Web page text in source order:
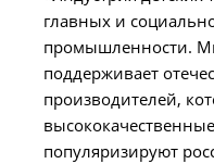
главных и
промышленности.
поддерживает
производителей,
популяризируют